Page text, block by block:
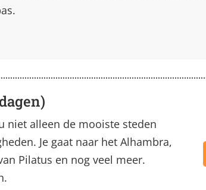
niet alleen de mooiste steden
Je gaat naar het Alhambra,
Pilatus en nog veel meer.